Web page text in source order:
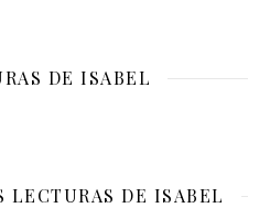
DE ISABEL
LECTURAS DE ISABEL